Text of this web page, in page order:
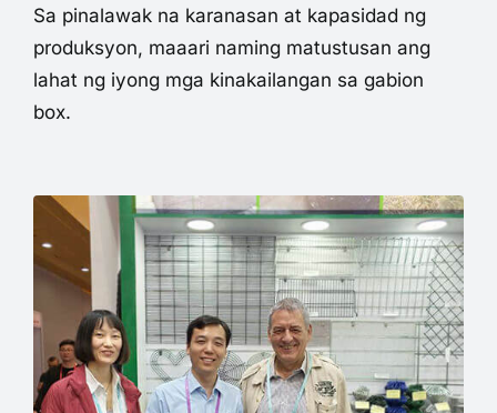
Sa pinalawak na karanasan at kapasidad ng
produksyon, maaari naming matustusan ang
lahat ng iyong mga kinakailangan sa gabion
box.